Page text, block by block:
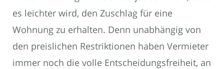
es leichter wird, den Zuschlag für eine
Wohnung zu erhalten. Denn unabhängig von
den preislichen Restriktionen haben Vermieter
immer noch die volle Entscheidungsfreiheit, an